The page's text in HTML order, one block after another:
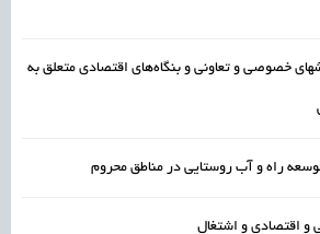
خصوصی و تعاونی و بنگا‌ه‌های اقتصادی متعلق به
راه و آب روستایی در مناطق محروم